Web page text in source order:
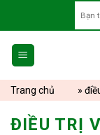
content
for:
Trang chủ »
ĐIỀU TRỊ